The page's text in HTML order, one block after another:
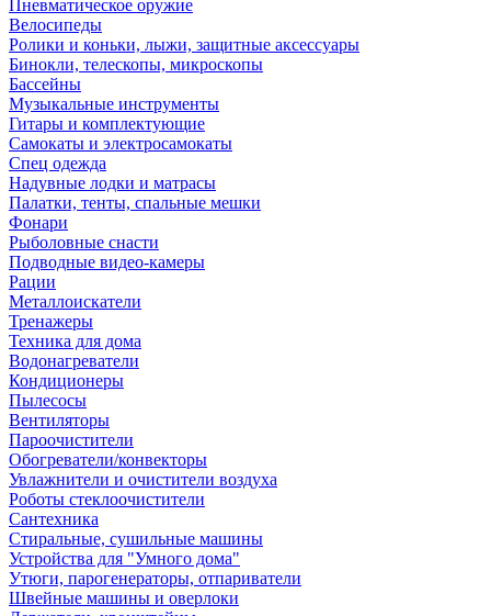
Пневматическое оружие
Велосипеды
Ролики и коньки, лыжи, защитные аксессуары
Бинокли, телескопы, микроскопы
Бассейны
Музыкальные инструменты
Гитары и комплектующие
Самокаты и электросамокаты
Спец одежда
Надувные лодки и матрасы
Палатки, тенты, спальные мешки
Фонари
Рыболовные снасти
Подводные видео-камеры
Рации
Металлоискатели
Тренажеры
Техника для дома
Водонагреватели
Кондиционеры
Пылесосы
Вентиляторы
Пароочистители
Обогреватели/конвекторы
Увлажнители и очистители воздуха
Роботы стеклоочистители
Сантехника
Стиральные, сушильные машины
Устройства для "Умного дома"
Утюги, парогенераторы, отпариватели
Швейные машины и оверлоки